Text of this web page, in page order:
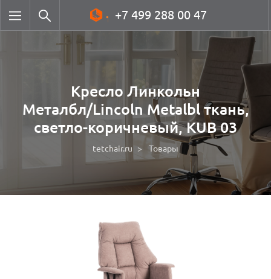
+7 499 288 00 47
Кресло Линкольн
Металбл/Lincoln Metalbl ткань,
светло-коричневый, KUB 03
tetchair.ru Товары